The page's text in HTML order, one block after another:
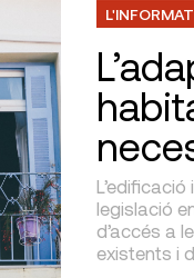
legislació
d’accés a
existents i